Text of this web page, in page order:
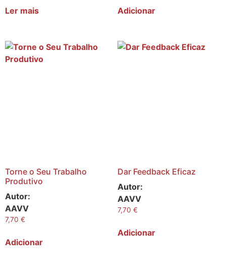
Ler mais Adicionar
Torne o Seu Trabalho
Produtivo
Autor:
AAVV
7,70 €
Adicionar
Dar Feedback Eficaz
Autor:
AAVV
7,70 €
Adicionar